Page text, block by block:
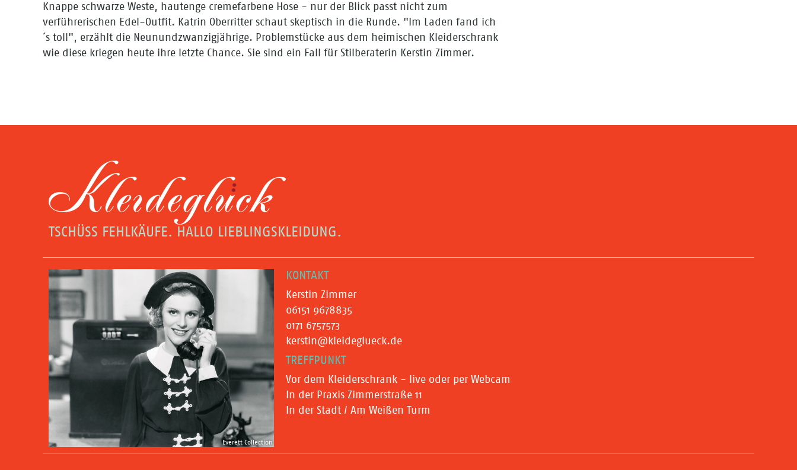
Knappe schwarze Weste, hautenge cremefarbene Hose - nur der Blick passt nicht zum
verführerischen Edel-Outfit. Katrin Oberritter schaut skeptisch in die Runde. "Im Laden fand ich
´s toll", erzählt die Neunundzwanzigjährige. Problemstücke aus dem heimischen Kleiderschrank
wie diese kriegen heute ihre letzte Chance. Sie sind ein Fall für Stilberaterin Kerstin Zimmer.
TSCHÜSS FEHLKÄUFE. HALLO LIEBLINGSKLEIDUNG.
Everett Collection
KONTAKT
Kerstin Zimmer
06151 9678835
0171 6757573
kerstin@kleideglueck.de
TREFFPUNKT
Vor dem Kleiderschrank - live oder per Webcam
In der Praxis Zimmerstraße 11
In der Stadt / Am Weißen Turm